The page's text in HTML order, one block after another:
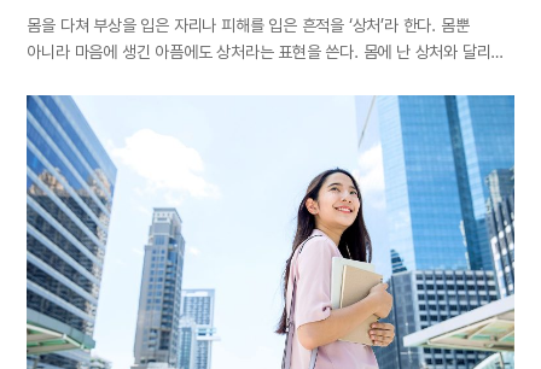
몸을 다쳐 부상을 입은 자리나 피해를 입은 흔적을 ‘상처’라 한다. 몸뿐
아니라 마음에 생긴 아픔에도 상처라는 표현을 쓴다. 몸에 난 상처와 달리
치료하면 되지만 마음의 상처는 스스로 해결하기 어려울 때도 많다. ‘상처
없는 영혼이 어디 있으랴’라는 어느 시인의 말을 빌리지 않더라도, 평생
마음의 상처 한 번 받지 않는 사람은 없을 것이다. 반대로, 사는 동안 다른
이에게 상처 한 번 주지 않는 사람도 없다. 삶은 타인과 관계를 맺으며 그
속에서 끊임없이 상처를 주고받고, 또 그것을 회복하는 과정이라 해도
과언이 아니다. 상처 주는 건 쉽지만, 상처를 낫게 하는 데는 시간과 노력이
필요하다. 깊이에 따라 아무는 데 수일, 수개월이 걸리는가 하면 평생
회복되지 않는 상처도 있다. 심하면 소중한 인연이 끊어지기도 한다.
따라서…